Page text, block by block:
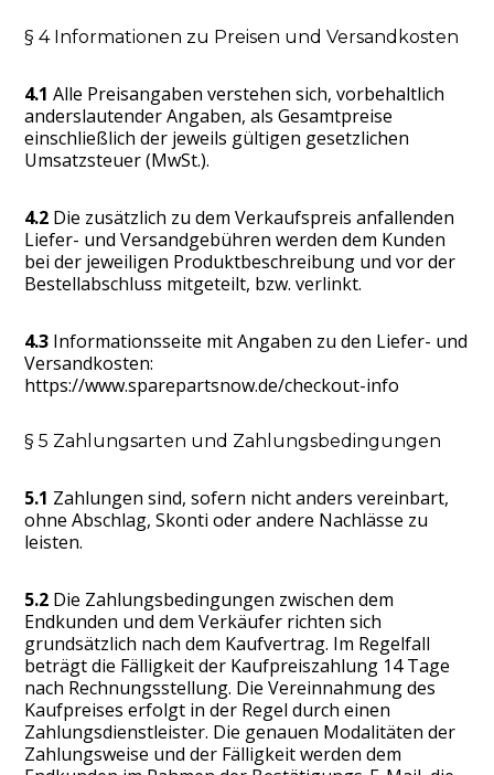
§ 4 Informationen zu Preisen und Versandkosten
4.1 Alle Preisangaben verstehen sich, vorbehaltlich
anderslautender Angaben, als Gesamtpreise
einschließlich der jeweils gültigen gesetzlichen
Umsatzsteuer (MwSt.).
4.2 Die zusätzlich zu dem Verkaufspreis anfallenden
Liefer- und Versandgebühren werden dem Kunden
bei der jeweiligen Produktbeschreibung und vor der
Bestellabschluss mitgeteilt, bzw. verlinkt.
4.3 Informationsseite mit Angaben zu den Liefer- und
Versandkosten:
https://www.sparepartsnow.de/checkout-info
§ 5 Zahlungsarten und Zahlungsbedingungen
5.1 Zahlungen sind, sofern nicht anders vereinbart,
ohne Abschlag, Skonti oder andere Nachlässe zu
leisten.
5.2 Die Zahlungsbedingungen zwischen dem
Endkunden und dem Verkäufer richten sich
grundsätzlich nach dem Kaufvertrag. Im Regelfall
beträgt die Fälligkeit der Kaufpreiszahlung 14 Tage
nach Rechnungsstellung. Die Vereinnahmung des
Kaufpreises erfolgt in der Regel durch einen
Zahlungsdienstleister. Die genauen Modalitäten der
Zahlungsweise und der Fälligkeit werden dem